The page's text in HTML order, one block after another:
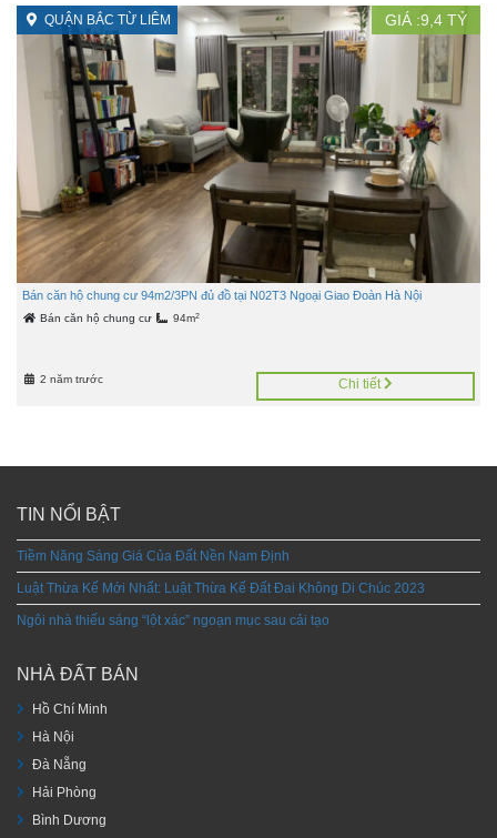
QUẬN BẮC TỪ LIÊM GIÁ :9,4 TỶ
Bán căn hộ chung cư 94m2/3PN đủ đồ tại N02T3 Ngoại Giao Đoàn Hà Nội
Bán căn hộ chung cư 94m2
2 năm trước Chi tiết
TIN NỔI BẬT
Tiềm Năng Sáng Giá Của Đất Nền Nam Định
Luật Thừa Kế Mới Nhất: Luật Thừa Kế Đất Đai Không Di Chúc 2023
Ngôi nhà thiếu sáng “lột xác” ngoạn mục sau cải tạo
NHÀ ĐẤT BÁN
Hồ Chí Minh
Hà Nội
Đà Nẵng
Hải Phòng
Bình Dương